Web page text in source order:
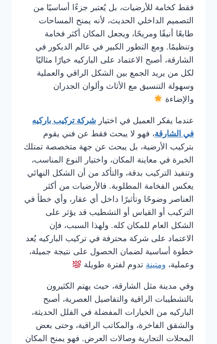
فقط كخامة للأرضيات، بل يُعتبر جزءًا أساسيًا من
التصميم الداخلي الحديث، لأنه يمنح المساحات
طابعًا أنيقًا ومريحًا، ويجعل المكان أكثر فخامة
وتنظيمًا. ومع التطور الكبير في عالم الديكور في
الشارقة، أصبح الاعتماد على الباركيه خيارًا مثاليًا
لكل من يريد الجمع بين الشكل الراقي والعملية
وسهولة التنسيق مع الأثاث وألوان الجدران
والإضاءة
عندما يفكر العميل في اختيار شركة تركيب باركيه
في الشارقة، فهو لا يبحث فقط عن فني يقوم
بتركيب الأرضية، بل يبحث عن جهة متخصصة تمتلك
الخبرة في معاينة المكان، واختيار النوع المناسب،
وتنفيذ التركيب بدقة، والتأكد من أن الشكل النهائي
يعكس الفخامة المطلوبة. فالأرضيات من أكثر
العناصر وضوحًا وتأثيرًا داخل أي عقار، وأي خطأ في
التركيب أو القياس أو التشطيب قد يؤثر على
الشكل العام للمكان كله. ولهذا السبب، فإن
الاعتماد على شركة محترفة في تركيب الباركيه يُعد
خطوة أساسية لضمان الحصول على نتيجة جميلة،
وعملية، ومتينة تدوم لفترة طويلة
وفي مدينة مثل الشارقة، حيث يهتم الكثيرون
بالتشطيبات الراقية والتفاصيل العصرية، أصبح
الباركيه من الخيارات المفضلة في الفلل الحديثة،
والشقق الفاخرة، والمكاتب الراقية، وحتى بعض
المحلات التجارية وصالات العرض. فهو يمنح المكان